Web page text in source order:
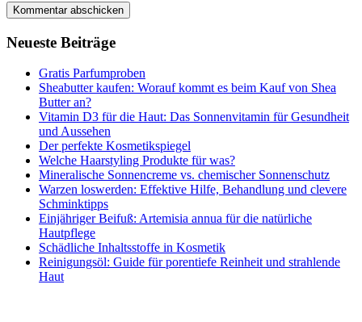
Neueste Beiträge
Gratis Parfumproben
Sheabutter kaufen: Worauf kommt es beim Kauf von Shea
Butter an?
Vitamin D3 für die Haut: Das Sonnenvitamin für Gesundheit
und Aussehen
Der perfekte Kosmetikspiegel
Welche Haarstyling Produkte für was?
Mineralische Sonnencreme vs. chemischer Sonnenschutz
Warzen loswerden: Effektive Hilfe, Behandlung und clevere
Schminktipps
Einjähriger Beifuß: Artemisia annua für die natürliche
Hautpflege
Schädliche Inhaltsstoffe in Kosmetik
Reinigungsöl: Guide für porentiefe Reinheit und strahlende
Haut